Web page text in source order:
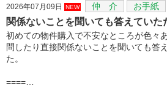
2026年07月09日 NEW 仲 介 お手紙
関係ないことを聞いても答えていた
初めての物件購入で不安なところが色々
問したり直接関係ないことを聞いても答
た。
====…